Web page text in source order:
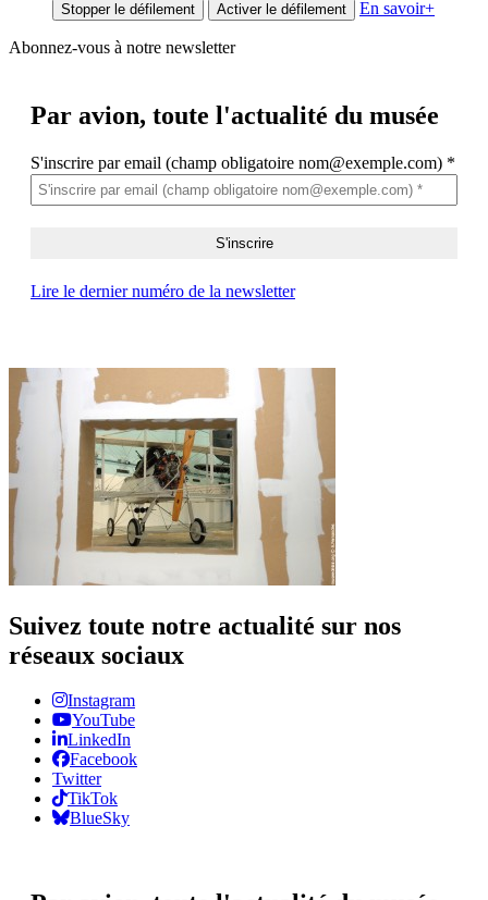
Stopper le défilement Activer le défilement En savoir+
Abonnez-vous à notre newsletter
Par avion, toute l'actualité du musée
S'inscrire par email (champ obligatoire nom@exemple.com) *
Lire le dernier numéro de la newsletter
Suivez toute notre actualité sur nos
réseaux sociaux
Instagram
YouTube
LinkedIn
Facebook
Twitter
TikTok
BlueSky